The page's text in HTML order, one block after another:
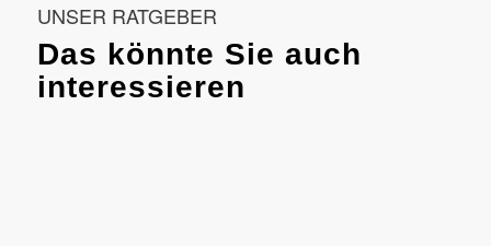
UNSER RATGEBER
Das könnte Sie auch
interessieren